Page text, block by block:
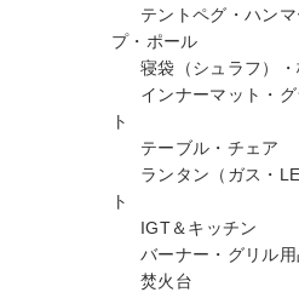
テントペグ・ハン
プ・ポール
寝袋（シュラフ）
インナーマット・
ト
テーブル・チェア
ランタン（ガス・
ト
IGT＆キッチン
バーナー・グリル用
焚火台